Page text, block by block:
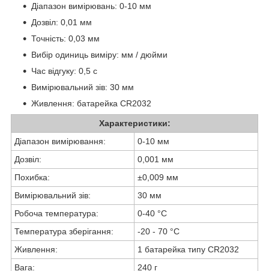
Діапазон вимірювань: 0-10 мм
Дозвіл: 0,01 мм
Точність: 0,03 мм
Вибір одиниць виміру: мм / дюйми
Час відгуку: 0,5 с
Вимірювальний зів: 30 мм
Живлення: батарейка CR2032
Характеристики:
Діапазон вимірювання:
0-10 мм
Дозвіл:
0,001 мм
Похибка:
±0,009 мм
Вимірювальний зів:
30 мм
Робоча температура:
0-40 °C
Температура зберігання:
-20 - 70 °C
Живлення:
1 батарейка типу CR2032
Вага:
240 г